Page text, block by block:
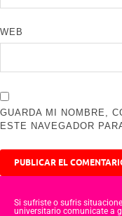
WEB
GUARDA MI NOMBRE,
ESTE NAVEGADOR
Si sufriste o sufris
universitario comunicate a